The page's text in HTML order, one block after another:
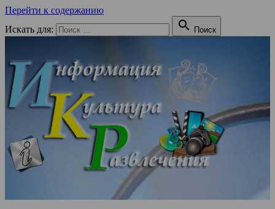
Перейти к содержанию
Искать для:
 Поиск